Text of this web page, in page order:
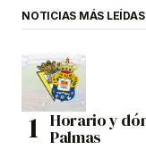
NOTICIAS MÁS LEÍDAS
Horario y
Palmas